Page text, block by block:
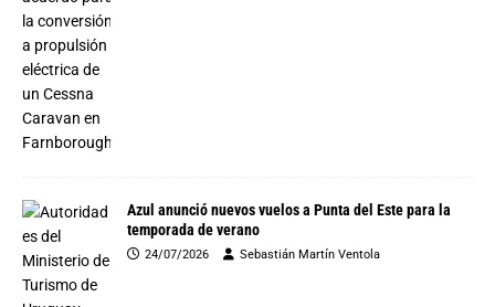
Azul anunció nuevos vuelos a Punta del Este para la
temporada de verano
24/07/2026 Sebastián Martín Ventola